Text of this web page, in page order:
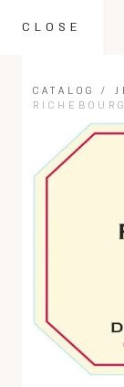
CLOSE
CATALOG /